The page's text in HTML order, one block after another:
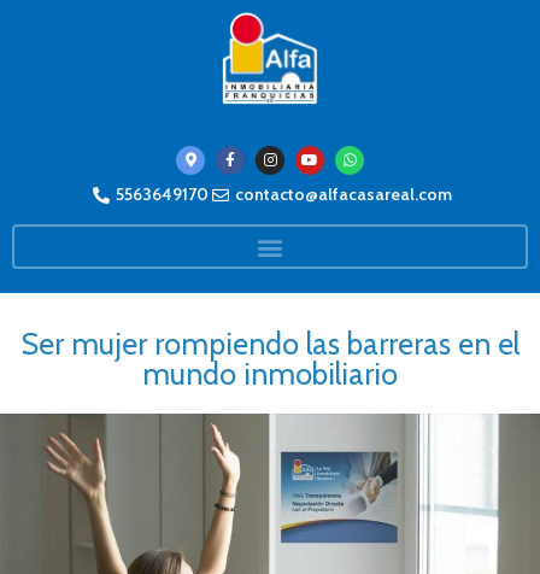
5563649170 contacto@alfacasareal.com
Ser mujer rompiendo las barreras en el
mundo inmobiliario